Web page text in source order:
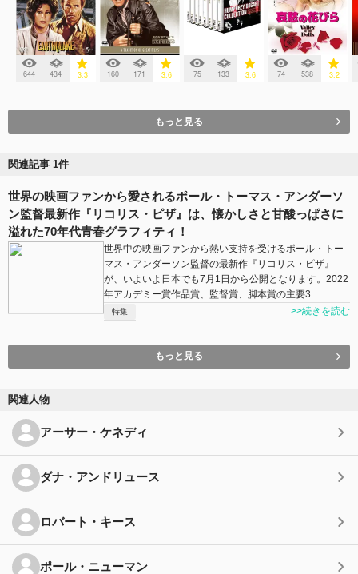
644 434 3.3 160 171 3.6 75 133 3.6 74 538 3.2
もっと見る
関連記事 1件
世界の映画ファンから愛されるポール・トーマス・アンダーソ
ン監督最新作『リコリス・ピザ』は、懐かしさと甘酸っぱさに
溢れた70年代青春グラフィティ！
世界中の映画ファンから熱い支持を受けるポール・トー
マス・アンダーソン監督の最新作『リコリス・ピザ』
が、いよいよ日本でも7月1日から公開となります。2022
年アカデミー賞作品賞、監督賞、脚本賞の主要3…
特集 >>続きを読む
もっと見る
関連人物
アーサー・ケネディ
ダナ・アンドリュース
ロバート・キース
ポール・ニューマン